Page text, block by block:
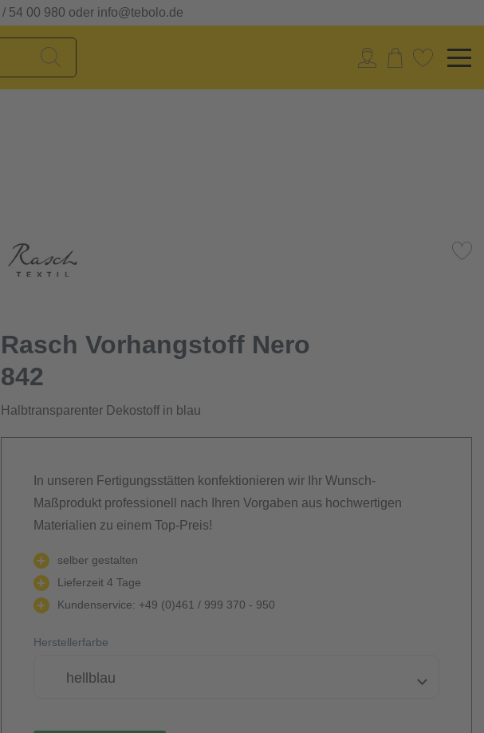
54 00 980 oder info@tebolo.de
Rasch Vorhangstoff Nero
842
Halbtransparenter Dekostoff in blau
In unseren Fertigungsstätten konfektionieren wir Ihr Wunsch-
Maßprodukt professionell nach Ihren Vorgaben aus hochwertigen
Materialien zu einem Top-Preis!
selber gestalten
Lieferzeit 4 Tage
Kundenservice: +49 (0)461 / 999 370 - 950
Herstellerfarbe
hellblau